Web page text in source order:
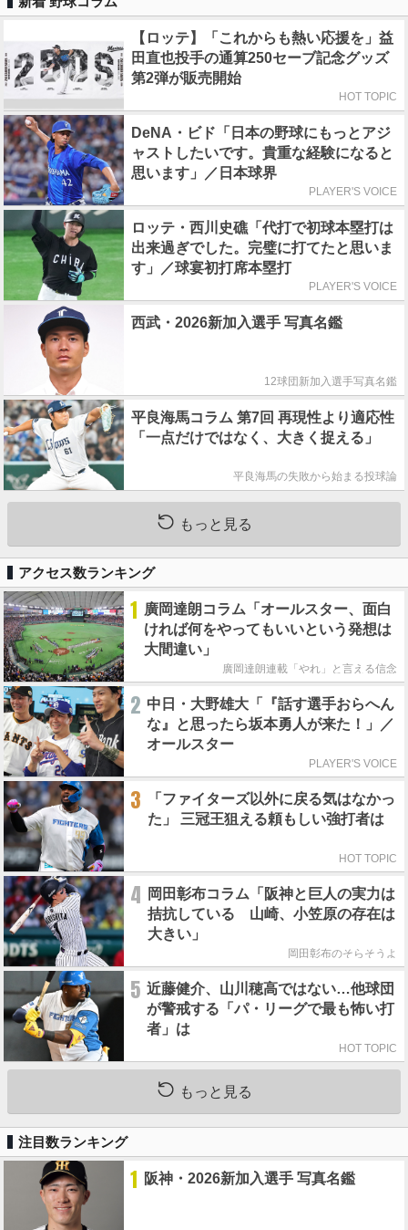
【ロッテ】「これからも熱い応援を」益
田直也投手の通算250セーブ記念グッズ
第2弾が販売開始
HOT TOPIC
DeNA・ビド「日本の野球にもっとアジ
ャストしたいです。貴重な経験になると
思います」／日本球界
PLAYER'S VOICE
ロッテ・西川史礁「代打で初球本塁打は
出来過ぎでした。完璧に打てたと思いま
す」／球宴初打席本塁打
PLAYER'S VOICE
西武・2026新加入選手 写真名鑑
12球団新加入選手写真名鑑
平良海馬コラム 第7回 再現性より適応性
「一点だけではなく、大きく捉える」
平良海馬の失敗から始まる投球論
もっと見る
アクセス数ランキング
1 廣岡達朗コラム「オールスター、面白
ければ何をやってもいいという発想は
大間違い」
廣岡達朗連載「やれ」と言える信念
2 中日・大野雄大「『話す選手おらへん
な』と思ったら坂本勇人が来た！」／
オールスター
PLAYER'S VOICE
3
「ファイターズ以外に戻る気はなかっ
た」 三冠王狙える頼もしい強打者は
HOT TOPIC
4
岡田彰布コラム「阪神と巨人の実力は
拮抗している 山崎、小笠原の存在は
大きい」
岡田彰布のそらそうよ
5 近藤健介、山川穂高ではない…他球団
が警戒する「パ・リーグで最も怖い打
者」は
HOT TOPIC
もっと見る
注目数ランキング
1 阪神・2026新加入選手 写真名鑑